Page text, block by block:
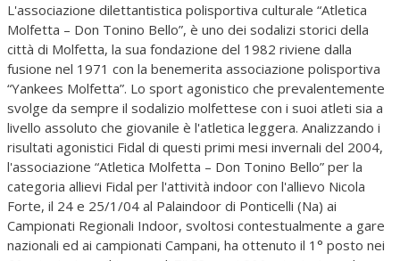
L'associazione dilettantistica polisportiva culturale “Atletica
Molfetta – Don Tonino Bello”, è uno dei sodalizi storici della
città di Molfetta, la sua fondazione del 1982 riviene dalla
fusione nel 1971 con la benemerita associazione polisportiva
“Yankees Molfetta”. Lo sport agonistico che prevalentemente
svolge da sempre il sodalizio molfettese con i suoi atleti sia a
livello assoluto che giovanile è l'atletica leggera. Analizzando i
risultati agonistici Fidal di questi primi mesi invernali del 2004,
l'associazione “Atletica Molfetta – Don Tonino Bello” per la
categoria allievi Fidal per l'attività indoor con l'allievo Nicola
Forte, il 24 e 25/1/04 al Palaindoor di Ponticelli (Na) ai
Campionati Regionali Indoor, svoltosi contestualmente a gare
nazionali ed ai campionati Campani, ha ottenuto il 1° posto nei